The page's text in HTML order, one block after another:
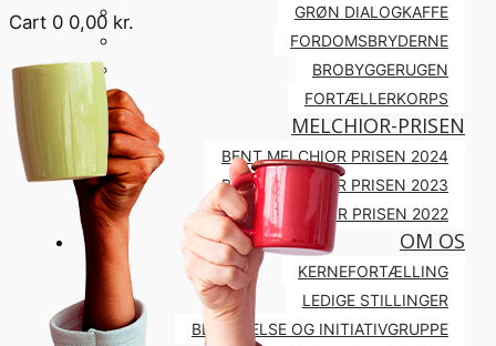
GRØN DIALOGKAFFE
FORDOMSBRYDERNE
BROBYGGERUGEN
FORTÆLLERKORPS
MELCHIOR-PRISEN
BENT MELCHIOR PRISEN 2024
BENT MELCHIOR PRISEN 2023
BENT MELCHIOR PRISEN 2022
OM OS
KERNEFORTÆLLING
LEDIGE STILLINGER
BESTYRELSE OG INITIATIVGRUPPE
Cart 0 0,00 kr.